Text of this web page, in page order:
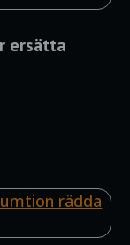
ersätta